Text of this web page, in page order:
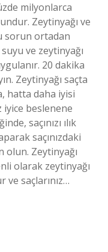
milyonlarca
Zeytinyağı ve
sorun ortadan
ve zeytinyağı
20 dakika
Zeytinyağı saçta
hatta daha iyisi
iyice beslenene
saçınızı ılık
saçınızdaki
olun. Zeytinyağı
olarak zeytinyağı
saçlarınız…